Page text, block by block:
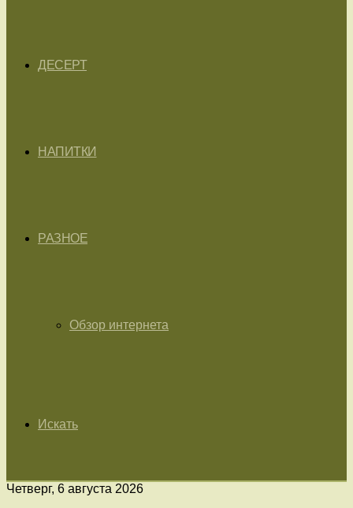
ДЕСЕРТ
НАПИТКИ
РАЗНОЕ
Обзор интернета
Искать
Четверг, 6 августа 2026